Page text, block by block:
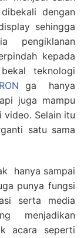
dengan
sehingga
pengiklanan
kepada
bekal teknologi
ga hanya
juga mampu
video. Selain itu
satu sama
hanya sampai
punya fungsi
serta media
menjadikan
acara seperti